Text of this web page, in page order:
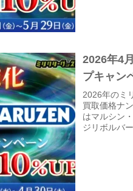
2026年4
プキャン
2026年のミ
買取価格ナ
はマルシン
ジリボルバ